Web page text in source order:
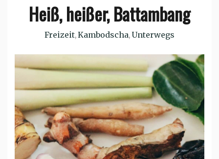
Heiß, heißer, Battambang
Freizeit,Kambodscha, Unterwegs